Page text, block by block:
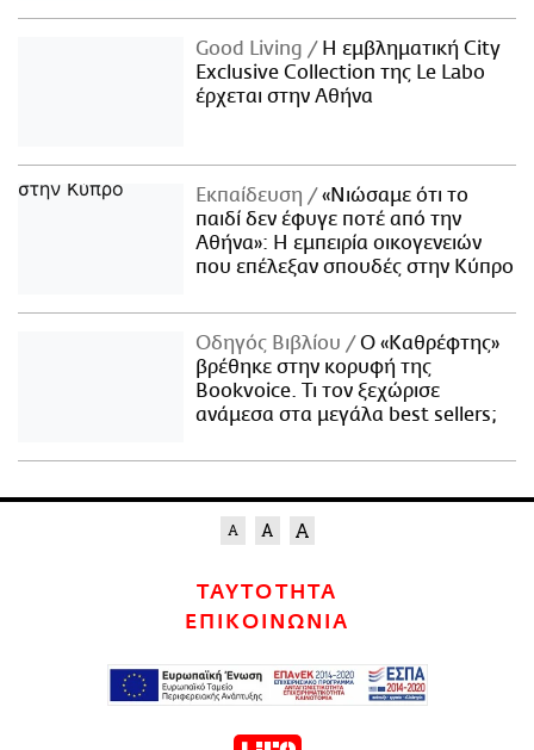
Good Living
Η εμβληματική City
Exclusive Collection της Le Labo
έρχεται στην Αθήνα
Εκπαίδευση
«Νιώσαμε ότι το
παιδί δεν έφυγε ποτέ από την
Αθήνα»: Η εμπειρία οικογενειών
που επέλεξαν σπουδές στην Κύπρο
Οδηγός Βιβλίου
Ο «Καθρέφτης»
βρέθηκε στην κορυφή της
Bookvoice. Τι τον ξεχώρισε
ανάμεσα στα μεγάλα best sellers;
ΤΑΥΤΟΤΗΤΑ
ΕΠΙΚΟΙΝΩΝΙΑ